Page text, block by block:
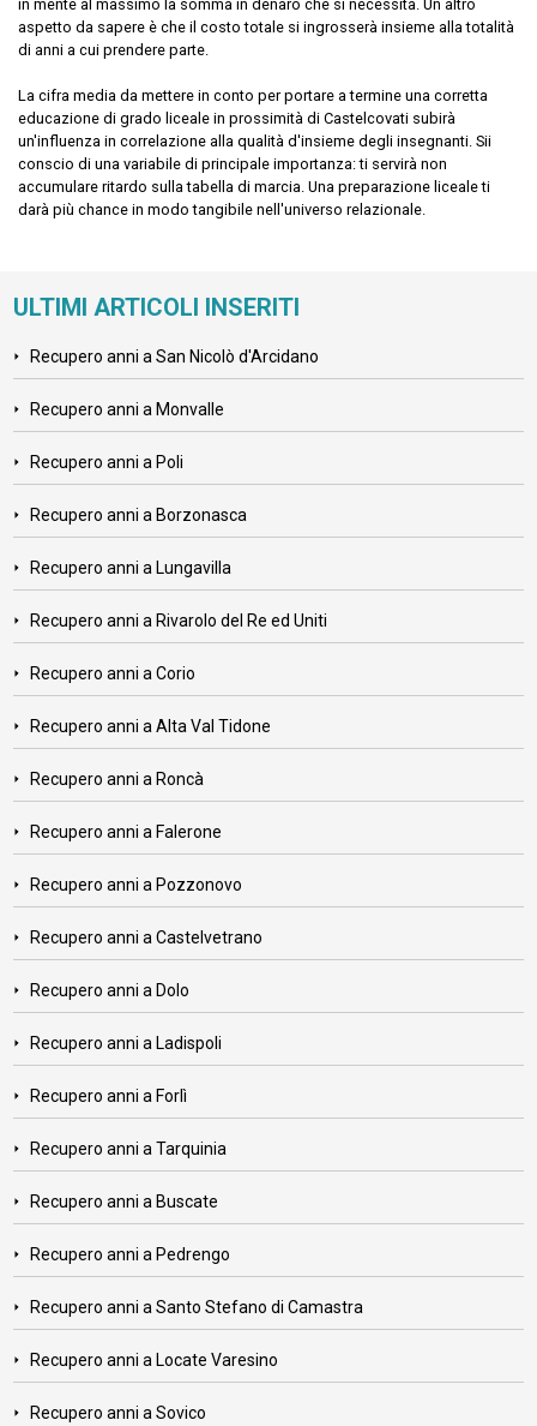
in mente al massimo la somma in denaro che si necessita. Un altro
aspetto da sapere è che il costo totale si ingrosserà insieme alla totalità
di anni a cui prendere parte.
La cifra media da mettere in conto per portare a termine una corretta
educazione di grado liceale in prossimità di Castelcovati subirà
un'influenza in correlazione alla qualità d'insieme degli insegnanti. Sii
conscio di una variabile di principale importanza: ti servirà non
accumulare ritardo sulla tabella di marcia. Una preparazione liceale ti
darà più chance in modo tangibile nell'universo relazionale.
ULTIMI ARTICOLI INSERITI
Recupero anni a San Nicolò d'Arcidano
Recupero anni a Monvalle
Recupero anni a Poli
Recupero anni a Borzonasca
Recupero anni a Lungavilla
Recupero anni a Rivarolo del Re ed Uniti
Recupero anni a Corio
Recupero anni a Alta Val Tidone
Recupero anni a Roncà
Recupero anni a Falerone
Recupero anni a Pozzonovo
Recupero anni a Castelvetrano
Recupero anni a Dolo
Recupero anni a Ladispoli
Recupero anni a Forlì
Recupero anni a Tarquinia
Recupero anni a Buscate
Recupero anni a Pedrengo
Recupero anni a Santo Stefano di Camastra
Recupero anni a Locate Varesino
Recupero anni a Sovico